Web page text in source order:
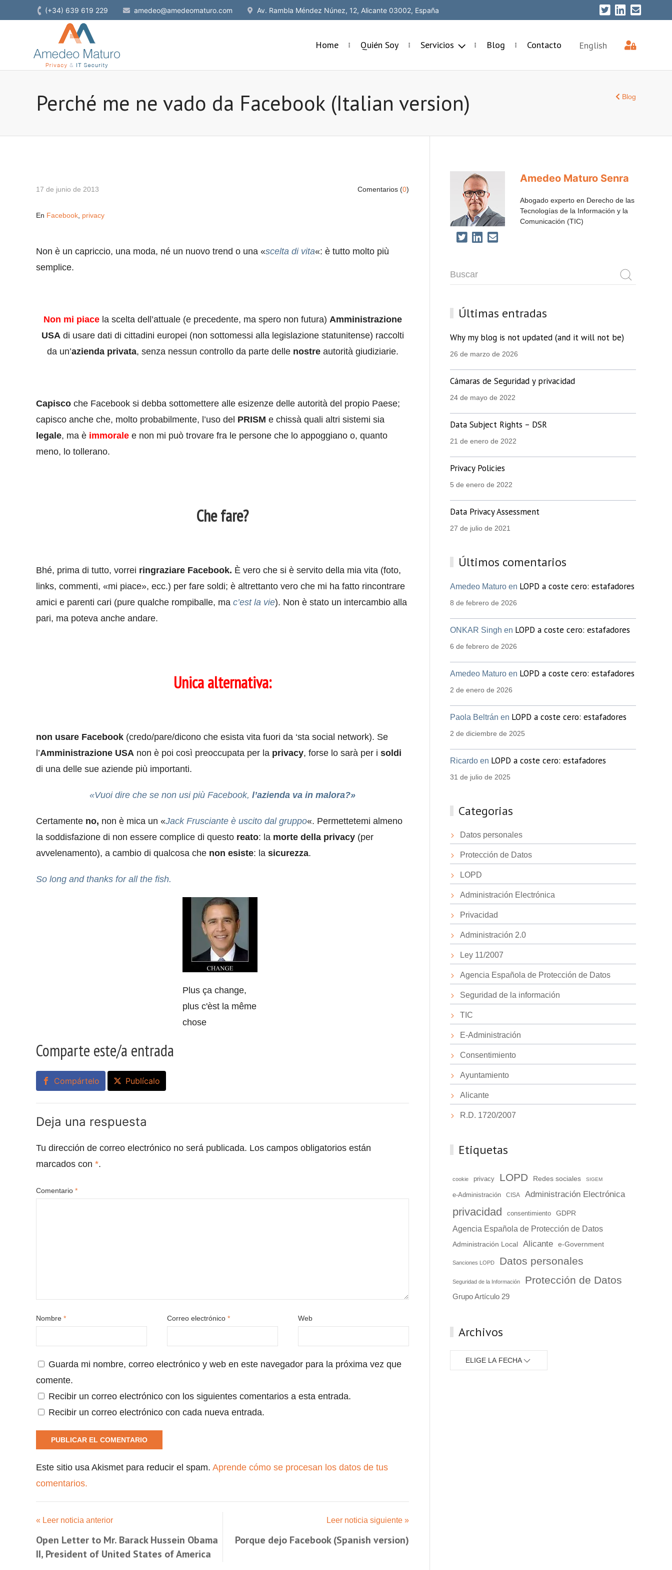
(+34) 639 619 229 amedeo@amedeomaturo.com Av. Rambla Méndez Núnez, 12, Alicante 03002, España
Home Quién Soy Servicios Blog Contacto English
Perché me ne vado da Facebook (Italian version) Blog
17 de junio de 2013 Comentarios (0)
En Facebook privacy
Non è un capriccio, una moda, né un nuovo trend o una «scelta di vita«: è tutto molto più
semplice.
Non mi piacela scelta dell’attuale (e precedente, ma spero non futura) Amministrazione
USAdi usare dati di cittadini europei (non sottomessi alla legislazione statunitense) raccolti
da un’azienda privata, senza nessun controllo da parte delle nostreautorità giudiziarie.
Capisco che Facebook si debba sottomettere alle esizenze delle autorità del propio Paese;
capisco anche che, molto probabilmente, l’uso del PRISM e chissà quali altri sistemi sia
legale, ma è immorale e non mi può trovare fra le persone che lo appoggiano o, quanto
meno, lo tollerano.
Che fare?
Bhé, prima di tutto, vorrei ringraziare Facebook. È vero che si è servito della mia vita (foto,
links, commenti, «mi piace», ecc.) per fare soldi; è altrettanto vero che mi ha fatto rincontrare
amici e parenti cari (pure qualche rompiballe, ma c’est la vie). Non è stato un intercambio alla
pari, ma poteva anche andare.
Unica alternativa:
non usare Facebook (credo/pare/dicono che esista vita fuori da ‘sta social network). Se
l’Amministrazione USA non è poi così preoccupata per la privacy, forse lo sarà per i soldi
di una delle sue aziende più importanti.
«Vuoi dire che se non usi più Facebook,l’azienda va in malora?»
Certamente no, non è mica un «Jack Frusciante è uscito dal gruppo«. Permettetemi almeno
la soddisfazione di non essere complice di questo reato: la morte della privacy (per
avvelenamento), a cambio di qualcosa che non esiste: la sicurezza.
So long and thanks for all the fish.
Plus ça change,
plus c'èst la même
chose
Comparte este/a entrada
Compártelo Publícalo
Deja una respuesta
Tu dirección de correo electrónico no será publicada. Los campos obligatorios están
marcados con *.
Comentario *
Nombre * Correo electrónico* Web
Guarda mi nombre, correo electrónico y web en este navegador para la próxima vez que
comente.
Recibir un correo electrónico con los siguientes comentarios a esta entrada.
Recibir un correo electrónico con cada nueva entrada.
Este sitio usa Akismet para reducir el spam. Aprende cómo se procesan los datos de tus
comentarios.
« Leer noticia anterior
Open Letter to Mr. Barack Hussein Obama
II, President of United States of America
Leer noticia siguiente »
Porque dejo Facebook (Spanish version)
Amedeo Maturo Senra
Abogado experto en Derecho de las
Tecnologías de la Información y la
Comunicación (TIC)
Últimas entradas
Why my blog is not updated (and it will not be)
26 de marzo de 2026
Cámaras de Seguridad y privacidad
24 de mayo de 2022
Data Subject Rights – DSR
21 de enero de 2022
Privacy Policies
5 de enero de 2022
Data Privacy Assessment
27 de julio de 2021
Últimos comentarios
Amedeo Maturo en LOPD a coste cero: estafadores
8 de febrero de 2026
ONKAR Singh en LOPD a coste cero: estafadores
6 de febrero de 2026
Amedeo Maturo en LOPD a coste cero: estafadores
2 de enero de 2026
Paola Beltrán en LOPD a coste cero: estafadores
2 de diciembre de 2025
Ricardo en LOPD a coste cero: estafadores
31 de julio de 2025
Categorias
Datos personales
Protección de Datos
LOPD
Administración Electrónica
Privacidad
Administración 2.0
Ley 11/2007
Agencia Española de Protección de Datos
Seguridad de la información
TIC
E-Administración
Consentimiento
Ayuntamiento
Alicante
R.D. 1720/2007
Etiquetas
cookie privacy LOPD Redes sociales SIGEM
e-Administración CISA Administración Electrónica
privacidad consentimiento GDPR
Agencia Española de Protección de Datos
Administración Local Alicante e-Government
Sanciones LOPD Datos personales
Seguridad de la Información Protección de Datos
Grupo Artículo 29
Archivos
ELIGE LA FECHA